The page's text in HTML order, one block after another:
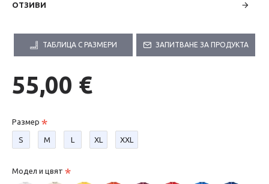
ОТЗИВИ
ТАБЛИЦА С РАЗМЕРИ ЗАПИТВАНЕ ЗА ПРОДУКТА
55,00 €
Размер
S М L XL XXL
Модел и цвят